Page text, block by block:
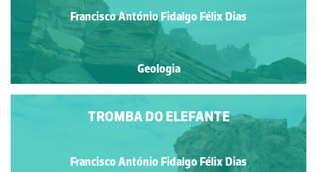
Francisco António Fidalgo Félix Dias
Geologia
TROMBA DO ELEFANTE
Francisco António Fidalgo Félix Dias